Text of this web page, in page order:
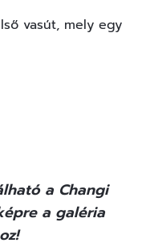
vasút, mely egy
a Changi
a galéria